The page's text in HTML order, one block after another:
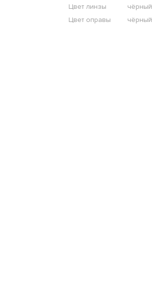
Цвет линзы
чёрный
Цвет оправы
чёрный